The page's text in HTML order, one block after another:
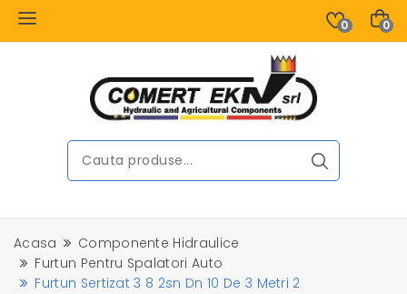
0 0
Acasa
Componente Hidraulice
Furtun Pentru Spalatori Auto
Furtun Sertizat 3 8 2sn Dn 10 De 3 Metri 2